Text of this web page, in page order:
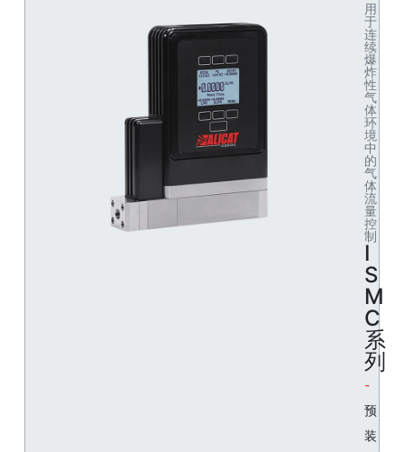
用
于
连
续
爆
炸
性
气
体
环
境
中
的
气
体
流
量
控
制
I
S
M
C
系
列
预
装